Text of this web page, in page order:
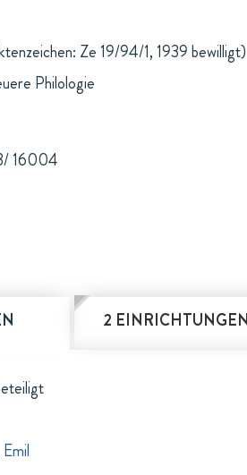
Ze 19/94/1, 1939 bewilligt)
Philologie
16004
2 EINRICHTUNGEN